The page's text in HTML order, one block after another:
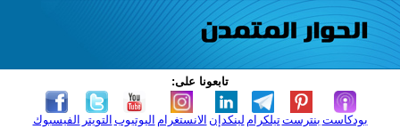
تابعونا على:
الفيسبوك التويتر اليوتيوب الانستغرام لينكدإن تيلكرامبنترست بودكاست